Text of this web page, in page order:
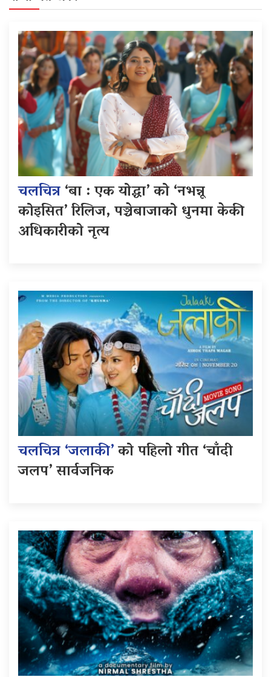
चलचित्र‘बा : एक योद्धा’ को ‘नभन्नू
कोइसित’ रिलिज, पञ्चेबाजाको धुनमा केकी
अधिकारीको नृत्य
चलचित्र ‘जलाकी’को पहिलो गीत ‘चाँदी
जलप’ सार्वजनिक